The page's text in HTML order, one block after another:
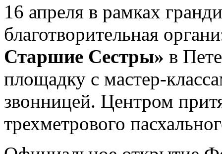
16 апреля в рамках
благотворительная
Старшие Сестры» в
площадку с мастер-
звонницей. Центром
трехметрового